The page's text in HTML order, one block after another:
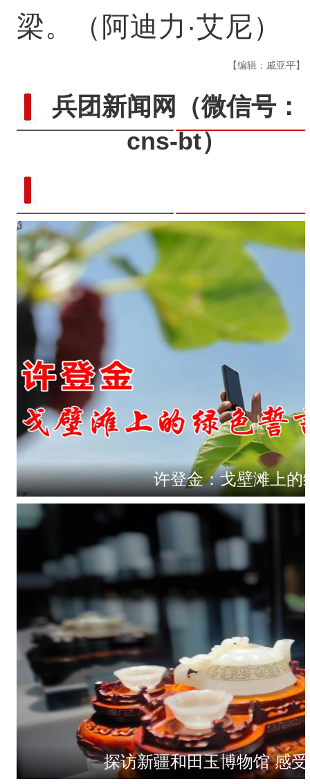
梁。（阿迪力·艾尼）
【编辑：戚亚平】
兵团新闻网
（微信号：
cns-bt）
许登金：戈壁滩上的
【与你为邻】俄罗斯教授：
探访新疆和田玉博物馆 感受